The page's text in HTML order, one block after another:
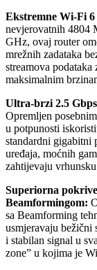
Ekstremne Wi-Fi 6
nevjerovatnih 4804
GHz, ovaj router
mrežnih zadataka
streamova
maksimalnim
Ultra-brzi 2.5
Opremljen
u potpunosti
standardni gigabitni
uređaja, moćnih
zahtijevaju
Superiorna
Beamformingom:
sa Beamforming
usmjeravaju bežični
i stabilan signal u
zone” u kojima je